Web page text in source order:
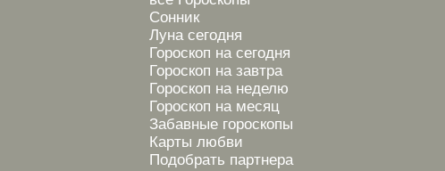
Сонник
Луна сегодня
Гороскоп на сегодня
Гороскоп на завтра
Гороскоп на неделю
Гороскоп на месяц
Забавные гороскопы
Карты любви
Подобрать партнера